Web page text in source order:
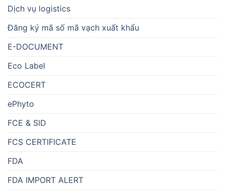
Dịch vụ logistics
Đăng ký mã số mã vạch xuất khẩu
E-DOCUMENT
Eco Label
ECOCERT
ePhyto
FCE & SID
FCS CERTIFICATE
FDA
FDA IMPORT ALERT